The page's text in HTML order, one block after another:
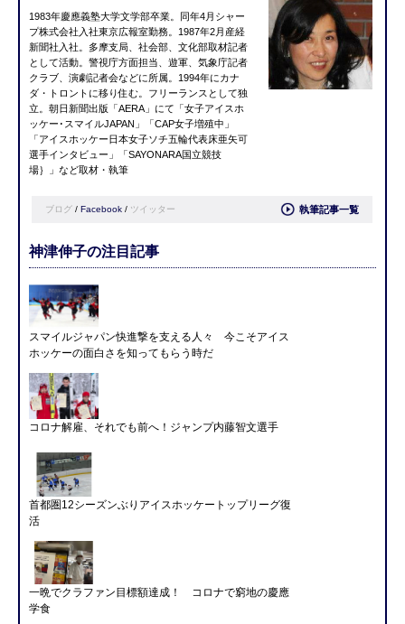
1983年慶應義塾大学文学部卒業。同年4月シャー
プ株式会社入社東京広報室勤務。1987年2月産経
新聞社入社。多摩支局、社会部、文化部取材記者
として活動。警視庁方面担当、遊軍、気象庁記者
クラブ、演劇記者会などに所属。1994年にカナ
ダ・トロントに移り住む。フリーランスとして独
立。朝日新聞出版「AERA」にて「女子アイスホ
ッケー･スマイルJAPAN」「CAP女子増殖中」
「アイスホッケー日本女子ソチ五輪代表床亜矢可
選手インタビュー」「SAYONARA国立競技
場｝」など取材・執筆
ブログ / Facebook / ツイッター 執筆記事一覧
神津伸子の注目記事
スマイルジャパン快進撃を支える人々 今こそアイス
ホッケーの面白さを知ってもらう時だ
コロナ解雇、それでも前へ！ジャンプ内藤智文選手
首都圏12シーズンぶりアイスホッケートップリーグ復
活
一晩でクラファン目標額達成！ コロナで窮地の慶應
学食